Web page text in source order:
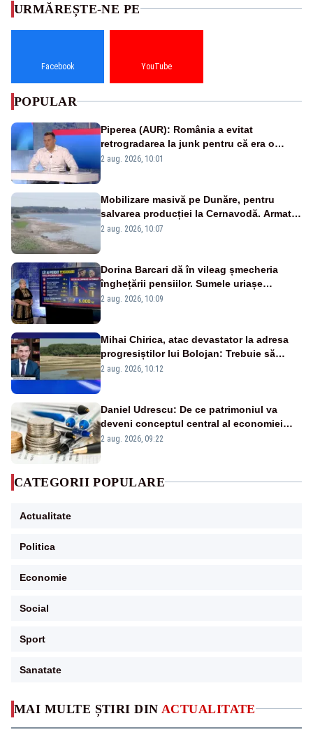
MAI MULTE ȘTIRI DIN ACTUALITATE
URMĂREȘTE-NE PE
Facebook YouTube
POPULAR
Piperea (AUR): România a evitat
retrogradarea la junk pentru că era o
catastrofă pentru bănci și fondurile de
2 aug. 2026, 10:01
Mobilizare masivă pe Dunăre, pentru
salvarea producției la Cernavodă. Armata
va detona o stâncă și va devia apa
2 aug. 2026, 10:07
Dorina Barcari dă în vileag șmecheria
înghețării pensiilor. Sumele uriașe
pierdute de fiecare român
2 aug. 2026, 10:09
Mihai Chirica, atac devastator la adresa
progresiștilor lui Bolojan: Trebuie să
protejăm și natura, dar nu șținem omaneii
2 aug. 2026, 10:12
Daniel Udrescu: De ce patrimoniul va
deveni conceptul central al economiei
viitoare?
2 aug. 2026, 09:22
CATEGORII POPULARE
Actualitate
Politica
Economie
Social
Sport
Sanatate